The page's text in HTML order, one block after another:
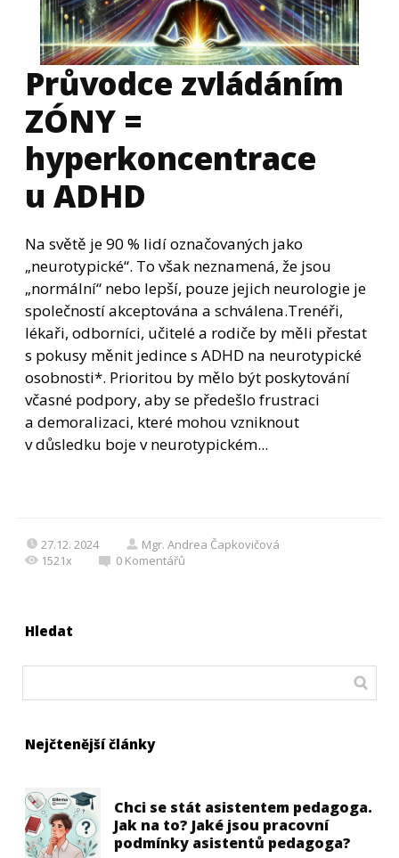
Průvodce zvládáním
ZÓNY =
hyperkoncentrace
u ADHD
Na světě je 90 % lidí označovaných jako
„neurotypické“. To však neznamená, že jsou
„normální“ nebo lepší, pouze jejich neurologie je
společností akceptována a schválena.Trenéři,
lékaři, odborníci, učitelé a rodiče by měli přestat
s pokusy měnit jedince s ADHD na neurotypické
osobnosti*. Prioritou by mělo být poskytování
včasné podpory, aby se předešlo frustraci
a demoralizaci, které mohou vzniknout
v důsledku boje v neurotypickém...
27.12. 2024
Mgr. Andrea Čapkovičová
1521x
0 Komentářů
Hledat
Nejčtenější články
Chci se stát asistentem pedagoga.
Jak na to? Jaké jsou pracovní
podmínky asistentů pedagoga?